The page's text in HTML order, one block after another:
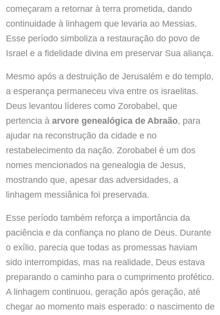
começaram a retornar à terra prometida, dando
continuidade à linhagem que levaria ao Messias.
Esse período simboliza a restauração do povo de
Israel e a fidelidade divina em preservar Sua aliança.
Mesmo após a destruição de Jerusalém e do templo,
a esperança permaneceu viva entre os israelitas.
Deus levantou líderes como Zorobabel, que
pertencia à arvore genealógica de Abraão, para
ajudar na reconstrução da cidade e no
restabelecimento da nação. Zorobabel é um dos
nomes mencionados na genealogia de Jesus,
mostrando que, apesar das adversidades, a
linhagem messiânica foi preservada.
Esse período também reforça a importância da
paciência e da confiança no plano de Deus. Durante
o exílio, parecia que todas as promessas haviam
sido interrompidas, mas na realidade, Deus estava
preparando o caminho para o cumprimento profético.
A linhagem continuou, geração após geração, até
chegar ao momento mais esperado: o nascimento de